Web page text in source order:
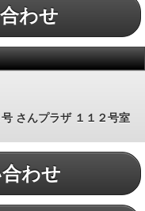
わせ
さんプラザ １１２号室
わせ